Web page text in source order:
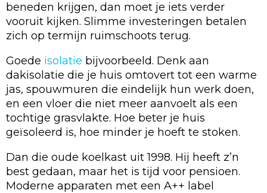
beneden krijgen, dan moet je iets verder
vooruit kijken. Slimme investeringen betalen
zich op termijn ruimschoots terug.
Goede isolatie bijvoorbeeld. Denk aan
dakisolatie die je huis omtovert tot een warme
jas, spouwmuren die eindelijk hun werk doen,
en een vloer die niet meer aanvoelt als een
tochtige grasvlakte. Hoe beter je huis
geïsoleerd is, hoe minder je hoeft te stoken.
Dan die oude koelkast uit 1998. Hij heeft z’n
best gedaan, maar het is tijd voor pensioen.
Moderne apparaten met een A++ label